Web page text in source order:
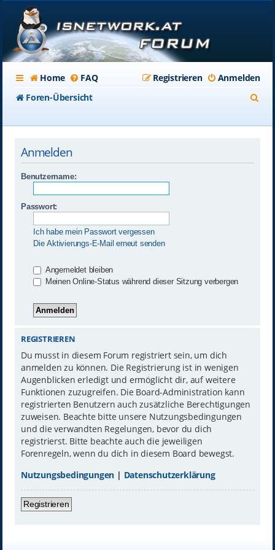
Home FAQ Anmelden
Registrieren
Foren-Übersicht
Anmelden
Benutzername:
Passwort:
Ich habe mein Passwort vergessen
Die Aktivierungs-E-Mail erneut senden
Angemeldet bleiben
Meinen Online-Status während dieser Sitzung verbergen
REGISTRIEREN
Du musst in diesem Forum registriert sein, um dich
anmelden zu können. Die Registrierung ist in wenigen
Augenblicken erledigt und ermöglicht dir, auf weitere
Funktionen zuzugreifen. Die Board-Administration kann
registrierten Benutzern auch zusätzliche Berechtigungen
zuweisen. Beachte bitte unsere Nutzungsbedingungen
und die verwandten Regelungen, bevor du dich
registrierst. Bitte beachte auch die jeweiligen
Forenregeln, wenn du dich in diesem Board bewegst.
Nutzungsbedingungen | Datenschutzerklärung
Registrieren